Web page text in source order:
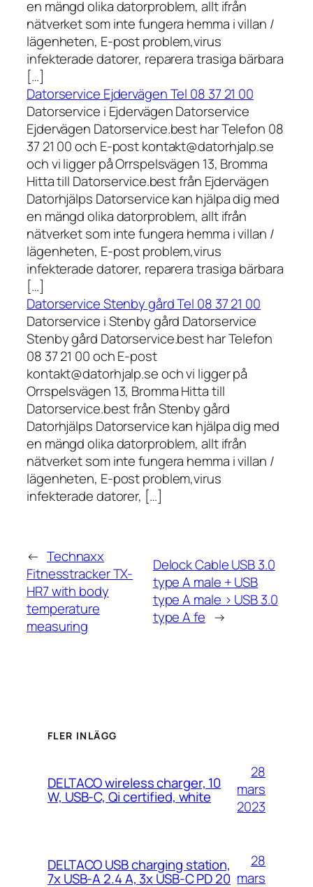
en mängd olika datorproblem, allt ifrån
nätverket som inte fungera hemma i villan /
lägenheten, E-post problem,virus
infekterade datorer, reparera trasiga bärbara
[…]
Datorservice Ejdervägen Tel 08 37 21 00
Datorservice i Ejdervägen Datorservice
Ejdervägen Datorservice.best har Telefon 08
37 21 00 och E-post kontakt@datorhjalp.se
och vi ligger på Orrspelsvägen 13, Bromma
Hitta till Datorservice.best från Ejdervägen
Datorhjälps Datorservice kan hjälpa dig med
en mängd olika datorproblem, allt ifrån
nätverket som inte fungera hemma i villan /
lägenheten, E-post problem,virus
infekterade datorer, reparera trasiga bärbara
[…]
Datorservice Stenby gård Tel 08 37 21 00
Datorservice i Stenby gård Datorservice
Stenby gård Datorservice.best har Telefon
08 37 21 00 och E-post
kontakt@datorhjalp.se och vi ligger på
Orrspelsvägen 13, Bromma Hitta till
Datorservice.best från Stenby gård
Datorhjälps Datorservice kan hjälpa dig med
en mängd olika datorproblem, allt ifrån
nätverket som inte fungera hemma i villan /
lägenheten, E-post problem,virus
infekterade datorer, […]
← Technaxx
Fitnesstracker TX-
HR7 with body
temperature
measuring
Delock Cable USB 3.0
type A male + USB
type A male > USB 3.0
type A fe →
FLER INLÄGG
DELTACO wireless charger, 10
W, USB-C, Qi certified, white
28
mars
2023
DELTACO USB charging station,
7x USB-A 2.4 A, 3x USB-C PD 20
28
mars